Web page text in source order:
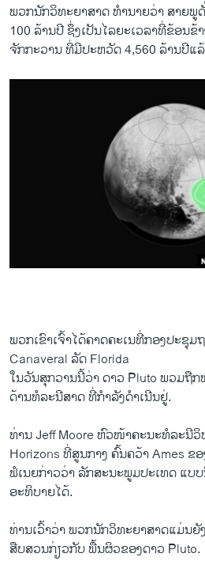
ພວກນັກວິທະຍາສາດ ທຳນາຍວ່າ ສາຍພູ
100 ລ້ານປີ ຊຶ່ງເປັນໄລຍະເວລາທີ່ຂ້ອນ
ຈັກກະວານ ທີ່ມີປະຫວັດ 4,560 ລ້ານປີແ
ພວກເຂົາເຈົ້າໄດ້ຄາດຄະເນທີ່ກອງປະຊຸ
Canaveral ລັດ Florida
ໃນວັນສຸກວານນີ້ວ່າ ດາວ Pluto ພວມຖື
ດ້ານທໍລະນີສາດ ທີ່ກຳລັງດຳເນີນຢູ່.
ທ່ານ Jeff Moore ຫົວໜ້າຄະນະທໍລະນີວິ
Horizons ທີ່ສູນກາງ ຄົ້ນຄວ້າ Ames ຂ
ຟໍເນຍກ່າວວ່າ ລັກສະນະພູມປະເທດ ແບ
ອະທິບາຍໄດ້.
ທ່ານເວົ້າວ່າ ພວກນັກວິທະຍາສາດແມ່ນ
ສືບສວນກ່ຽວກັບ ພື້ນຜິວຂອງດາວ Pluto.